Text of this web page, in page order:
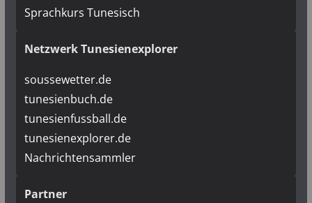
Sprachkurs Tunesisch
Netzwerk Tunesienexplorer
soussewetter.de
tunesienbuch.de
tunesienfussball.de
tunesienexplorer.de
Nachrichtensammler
Partner